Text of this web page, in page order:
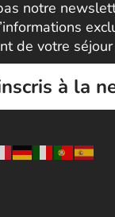
notre
de votre
à la